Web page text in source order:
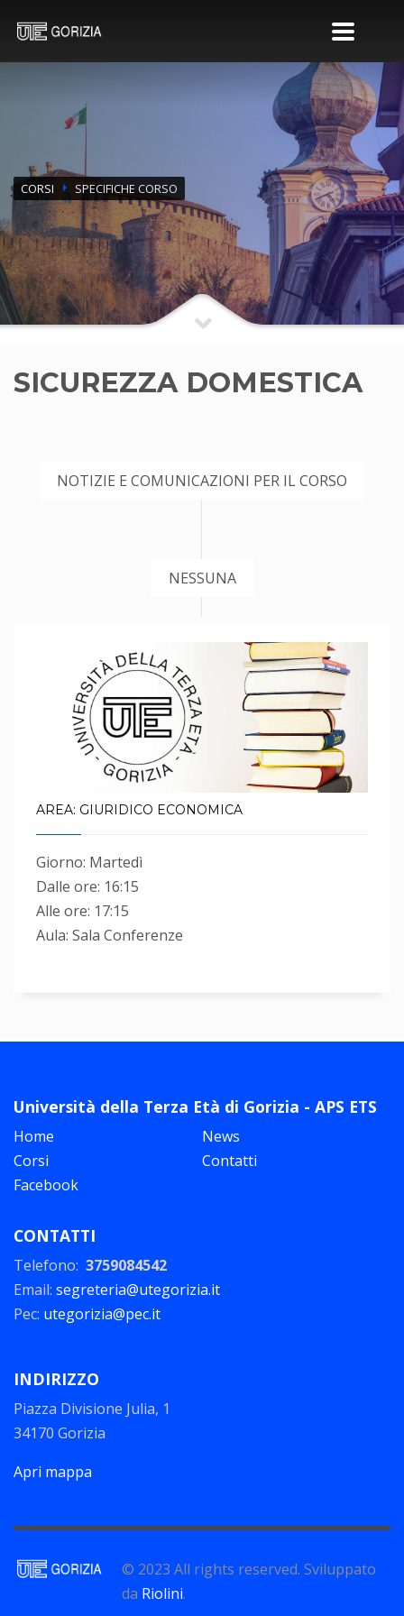
CORSI SPECIFICHE CORSO
SICUREZZA DOMESTICA
NOTIZIE E COMUNICAZIONI PER IL CORSO
NESSUNA
AREA: GIURIDICO ECONOMICA
Giorno: Martedì
Dalle ore: 16:15
Alle ore: 17:15
Aula: Sala Conferenze
Università della Terza Età di Gorizia - APS ETS
Home
News
Corsi
Contatti
Facebook
CONTATTI
Telefono: 3759084542
Email: segreteria@utegorizia.it
Pec: utegorizia@pec.it
INDIRIZZO
Piazza Divisione Julia, 1
34170 Gorizia
Apri mappa
© 2023 All rights reserved. Sviluppato
da Riolini.